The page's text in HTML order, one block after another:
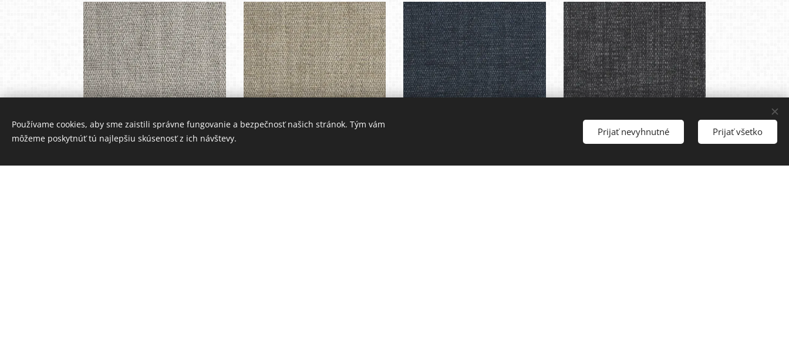
Deli capucino Deli grey
Používame cookies, aby sme zaistili správne fungovanie a bezpečnosť našich stránok. Tým vám
môžeme poskytnúť tú najlepšiu skúsenosť z ich návštevy.
Prijať nevyhnutné Prijať všetko